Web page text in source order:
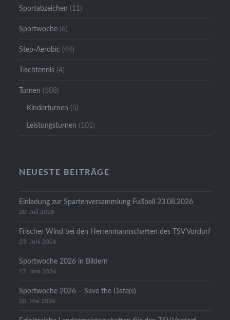
Sportabzeichen (11)
Sportwoche (6)
Step-Aerobic (44)
Tischtennis (4)
Turnen (108)
Kinderturnen (5)
Leistungsturnen (101)
NEUESTE BEITRÄGE
Einladung zur Spartenversammlung Fußball 23.08.2026
20. Juli 2026
Frischer Wind bei den Herrenmannschaften des TSV Vordorf
23. Juni 2026
Sportwoche 2026 in Bildern
17. Juni 2026
Sportwoche 2026 – Save the Date(s)
20. Mai 2026